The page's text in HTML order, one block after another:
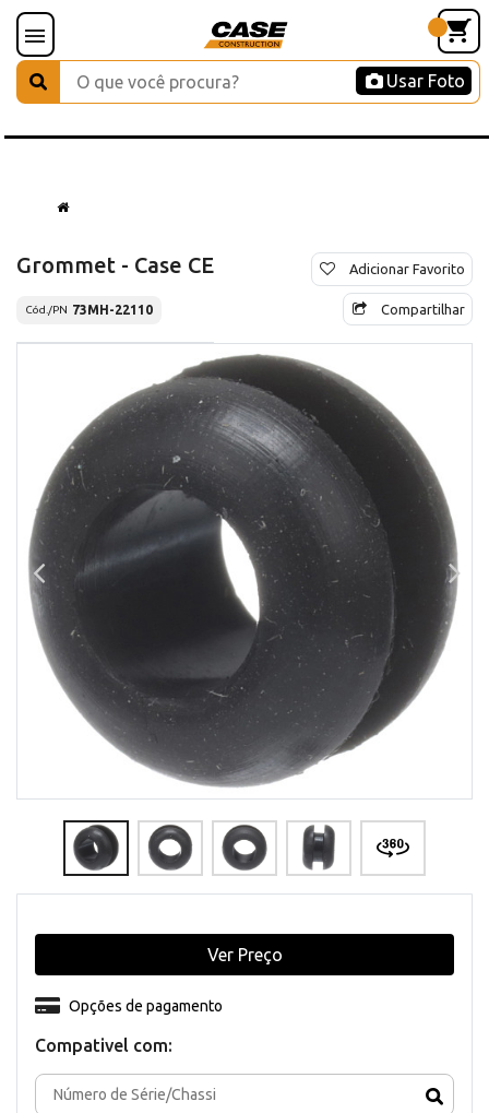
Usar Foto
Grommet - Case CE
Cód./PN 73MH-22110
Adicionar Favorito
Compartilhar
Compativel com:
Opções de pagamento
Ver Preço